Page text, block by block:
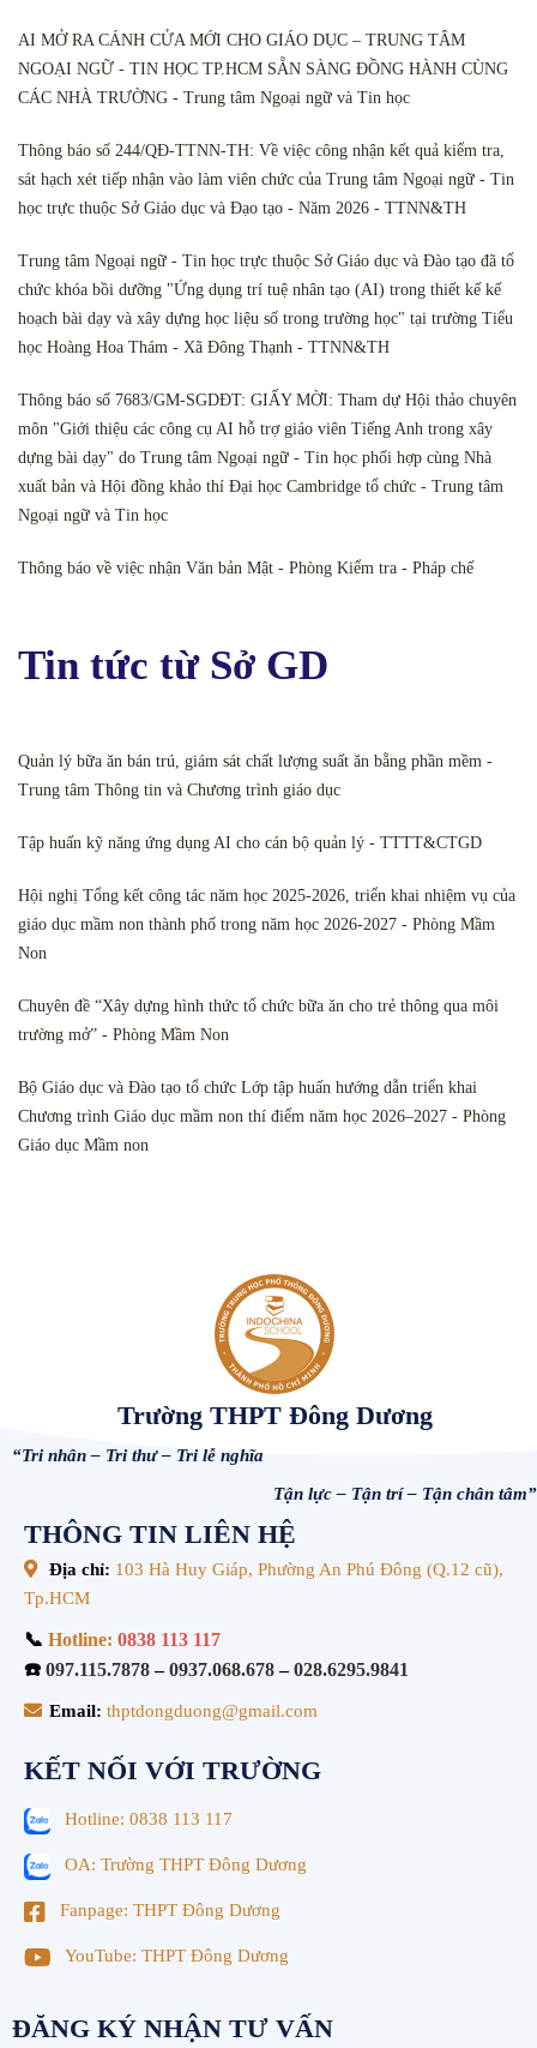
AI MỞ RA CÁNH CỬA MỚI CHO GIÁO DỤC – TRUNG TÂM
NGOẠI NGỮ - TIN HỌC TP.HCM SẴN SÀNG ĐỒNG HÀNH CÙNG
CÁC NHÀ TRƯỜNG - Trung tâm Ngoại ngữ và Tin học
Thông báo số 244/QĐ-TTNN-TH: Về việc công nhận kết quả kiểm tra,
sát hạch xét tiếp nhận vào làm viên chức của Trung tâm Ngoại ngữ - Tin
học trực thuộc Sở Giáo dục và Đạo tạo - Năm 2026 - TTNN&TH
Trung tâm Ngoại ngữ - Tin học trực thuộc Sở Giáo dục và Đào tạo đã tổ
chức khóa bồi dưỡng "Ứng dụng trí tuệ nhân tạo (AI) trong thiết kế kế
hoạch bài dạy và xây dựng học liệu số trong trường học" tại trường Tiểu
học Hoàng Hoa Thám - Xã Đông Thạnh - TTNN&TH
Thông báo số 7683/GM-SGDĐT: GIẤY MỜI: Tham dự Hội thảo chuyên
môn "Giới thiệu các công cụ AI hỗ trợ giáo viên Tiếng Anh trong xây
dựng bài dạy" do Trung tâm Ngoại ngữ - Tin học phối hợp cùng Nhà
xuất bản và Hội đồng khảo thí Đại học Cambridge tổ chức - Trung tâm
Ngoại ngữ và Tin học
Thông báo về việc nhận Văn bản Mật - Phòng Kiểm tra - Pháp chế
Tin tức từ Sở GD
Quản lý bữa ăn bán trú, giám sát chất lượng suất ăn bằng phần mềm -
Trung tâm Thông tin và Chương trình giáo dục
Tập huấn kỹ năng ứng dụng AI cho cán bộ quản lý - TTTT&CTGD
Hội nghị Tổng kết công tác năm học 2025-2026, triển khai nhiệm vụ của
giáo dục mầm non thành phố trong năm học 2026-2027 - Phòng Mầm
Non
Chuyên đề “Xây dựng hình thức tổ chức bữa ăn cho trẻ thông qua môi
trường mở” - Phòng Mầm Non
Bộ Giáo dục và Đào tạo tổ chức Lớp tập huấn hướng dẫn triển khai
Chương trình Giáo dục mầm non thí điểm năm học 2026–2027 - Phòng
Giáo dục Mầm non
Trường THPT Đông Dương
“Tri nhân – Tri thư – Tri lễ nghĩa
Tận lực – Tận trí – Tận chân tâm”
THÔNG TIN LIÊN HỆ
Địa chỉ: 103 Hà Huy Giáp, Phường An Phú Đông (Q.12 cũ),
Tp.HCM
📞 Hotline: 0838 113 117
☎️ 097.115.7878–0937.068.678–028.6295.9841
Email: thptdongduong@gmail.com
KẾT NỐI VỚI TRƯỜNG
Hotline: 0838 113 117
OA: Trường THPT Đông Dương
Fanpage: THPT Đông Dương
YouTube: THPT Đông Dương
ĐĂNG KÝ NHẬN TƯ VẤN